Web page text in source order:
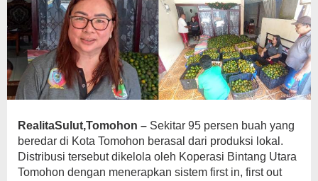
RealitaSulut,Tomohon – Sekitar 95 persen buah yang
beredar di Kota Tomohon berasal dari produksi lokal.
Distribusi tersebut dikelola oleh Koperasi Bintang Utara
Tomohon dengan menerapkan sistem first in, first out